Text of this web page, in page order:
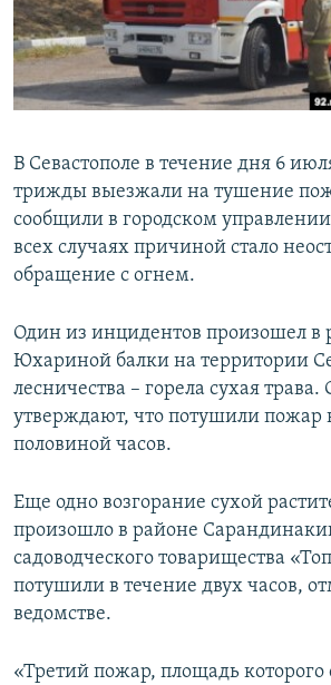
ПОБЕДИТЕЛЕЙ НЕ СУДЯТ?
КРЫМ.НЕПОКОРЕННЫЙ
ELIFBE
ПРИСОЕДИНЯЙТЕСЬ!
Все сайты RFE/RL
В Севастополе в течение дня 6
трижды выезжали на тушение
сообщили в городском
всех случаях причиной стало
обращение с огнем.
Один из инцидентов произошел в
Юхариной балки на территории
лесничества – горела сухая трава.
утверждают, что потушили пожар
половиной часов.
Еще одно возгорание сухой
произошло в районе
садоводческого товарищества
потушили в течение двух часов,
ведомстве.
«Третий пожар, площадь которого